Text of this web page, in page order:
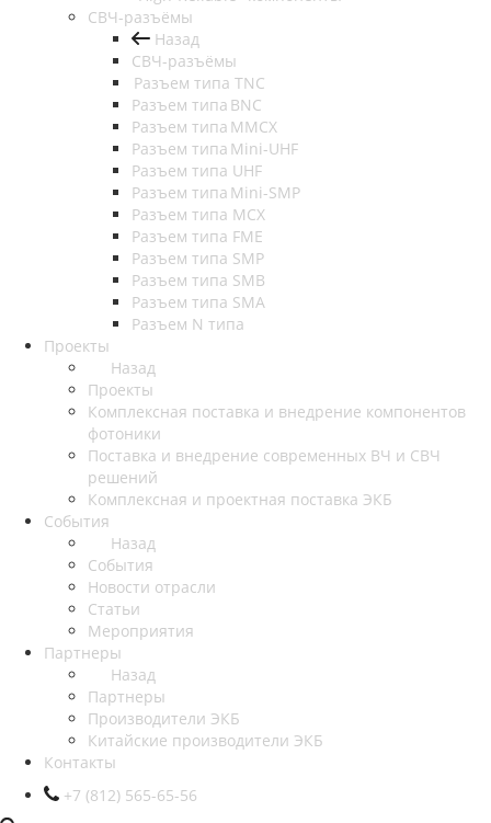
СВЧ-разъёмы
Назад
СВЧ-разъёмы
Разъем типа TNC
Разъем типа BNC
Разъем типа MMCX
Разъем типа Mini-UHF
Разъем типа UHF
Разъем типа Mini-SMP
Разъем типа MCX
Разъем типа FME
Разъем типа SMP
Разъем типа SMB
Разъем типа SMA
Разъем N типа
Проекты
Назад
Проекты
Комплексная поставка и внедрение компонентов
фотоники
Поставка и внедрение современных ВЧ и СВЧ
решений
Комплексная и проектная поставка ЭКБ
События
Назад
События
Новости отрасли
Статьи
Мероприятия
Партнеры
Назад
Партнеры
Производители ЭКБ
Китайские производители ЭКБ
Контакты
+7 (812) 565-65-56